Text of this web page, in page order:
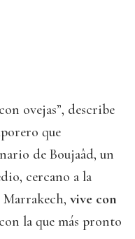
ovejas”, describe
que
de Boujaâd, un
cercano a la
vive con
la que más pronto